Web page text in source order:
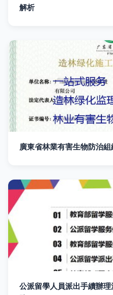
解析
廣東省林業有害生物防治
公派留學人員派出手續辦